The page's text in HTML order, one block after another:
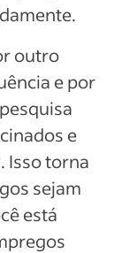
outro
e por
e
Isso torna
sejam
está